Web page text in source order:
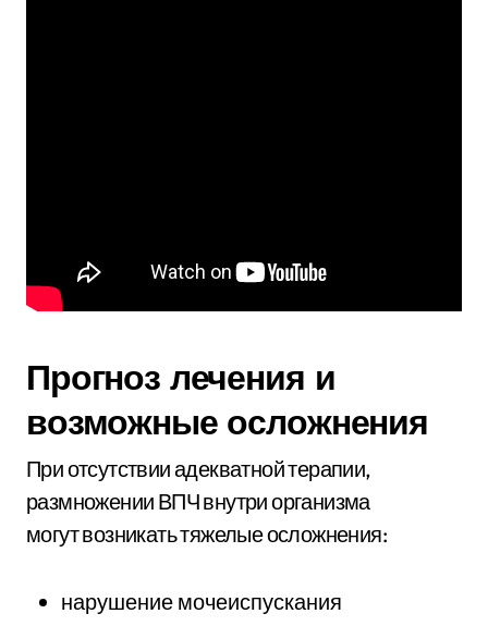
Прогноз лечения и
возможные осложнения
При отсутствии адекватной терапии,
размножении ВПЧ внутри организма
могут возникать тяжелые осложнения:
нарушение мочеиспускания